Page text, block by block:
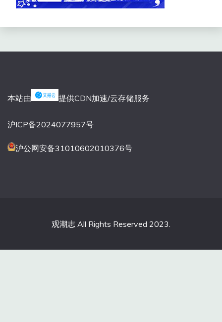
本站由 提供CDN加速/云存储服务
沪ICP备2024077957号
沪公网安备31010602010376号
观潮志 All Rights Reserved 2023.